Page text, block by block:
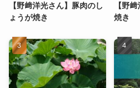
【野﨑洋光さん】豚肉のし
ょうが焼き
【野
焼き